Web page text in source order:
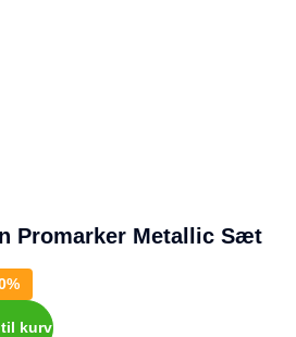
Promarker Metallic Sæt
kurv